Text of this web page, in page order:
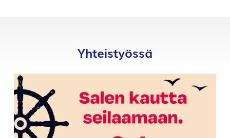
Yhteistyössä